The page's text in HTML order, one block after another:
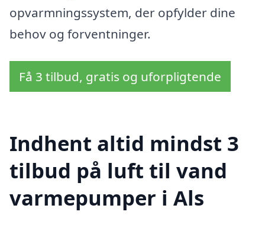
opvarmningssystem, der opfylder dine
behov og forventninger.
Få 3 tilbud, gratis og uforpligtende
Indhent altid mindst 3
tilbud på luft til vand
varmepumper i Als